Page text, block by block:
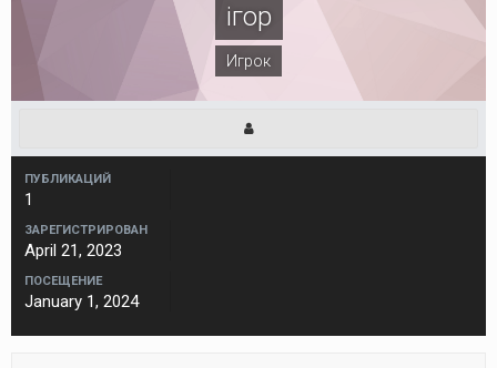
ігор
Игрок
ПУБЛИКАЦИЙ
1
ЗАРЕГИСТРИРОВАН
April 21, 2023
ПОСЕЩЕНИЕ
January 1, 2024